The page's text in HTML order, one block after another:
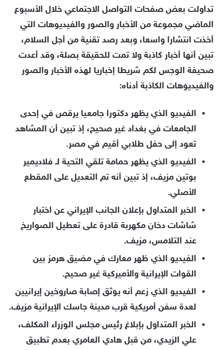
تداولت بعض صفحات التواصل الاجتماعي خلال الأسبوع
الماضي مجموعة من الأخبار والصور والفيديوهات التي
أخذت انتشارا واسعا، وبعد رصد تقنية من أجل السلام،
تبين أنها أخبار كاذبة ولا تمت للحقيقة بصلة، وقد أعدت
صحيفة الوجس لكم شريطا إخباريا لهذه الأخبار والصور
والفيديوهات الكاذبة أدناه:
الفيديو الذي يظهر دكتورا جامعيا يرقص في إحدى
الجامعات في بغداد غير صحيح، إذ تبين أن المشاهد
تعود إلى حفل طلابي أقيم في مصر.
الفيديو الذي يظهر حمامة تلقي التحية لـ فلاديمير
بوتين مزيف، إذ تبين أنه تم التعديل على المقطع
الأصلي.
الخبر المتداول بإعلان الجانب الإيراني عن اختبار
شاشات دخان مكهربة قادرة على تعطيل الصواريخ
عند التلامس، مزيف.
الفيديو الذي ظهر معارك في مضيق هرمز بين
القوات الإيرانية والأميركية غير صحيح.
الفيديو الذي زعم أنه يوثق إصابة صاروخين إيرانيين
لعدة سفن أمريكية قرب مدينة جاسك الإيرانية مزيف.
الخبر المتداول بإبلاغ رئيس مجلس الوزراء المكلف،
علي الزيدي، من قبل هادي العامري بعدم تطبيق